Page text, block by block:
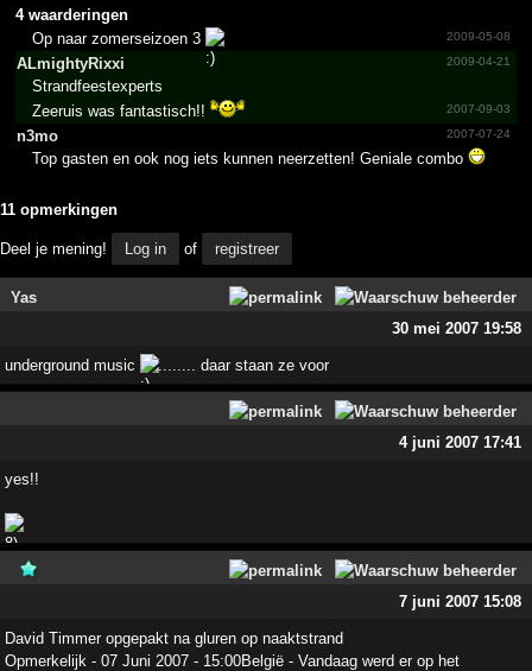
4 waarderingen
2009-05-08
Op naar zomerseizoen 3
ALmigh­tyRixx­i
2009-04-21
Strandfeestexperts
2007-09-03
Zeeruis was fantastisch!!
n3mo
2007-07-24
Top gasten en ook nog iets kunnen neerzetten! Geniale combo
11 opmerkingen
Deel je mening! Log in of registreer
Yas
30 mei 2007 19:58
underground music ........ daar staan ze voor
4 juni 2007 17:41
yes!!
7 juni 2007 15:08
David Timmer opgepakt na gluren op naaktstrand
Opmerkelijk - 07 Juni 2007 - 15:00België - Vandaag werd er op het